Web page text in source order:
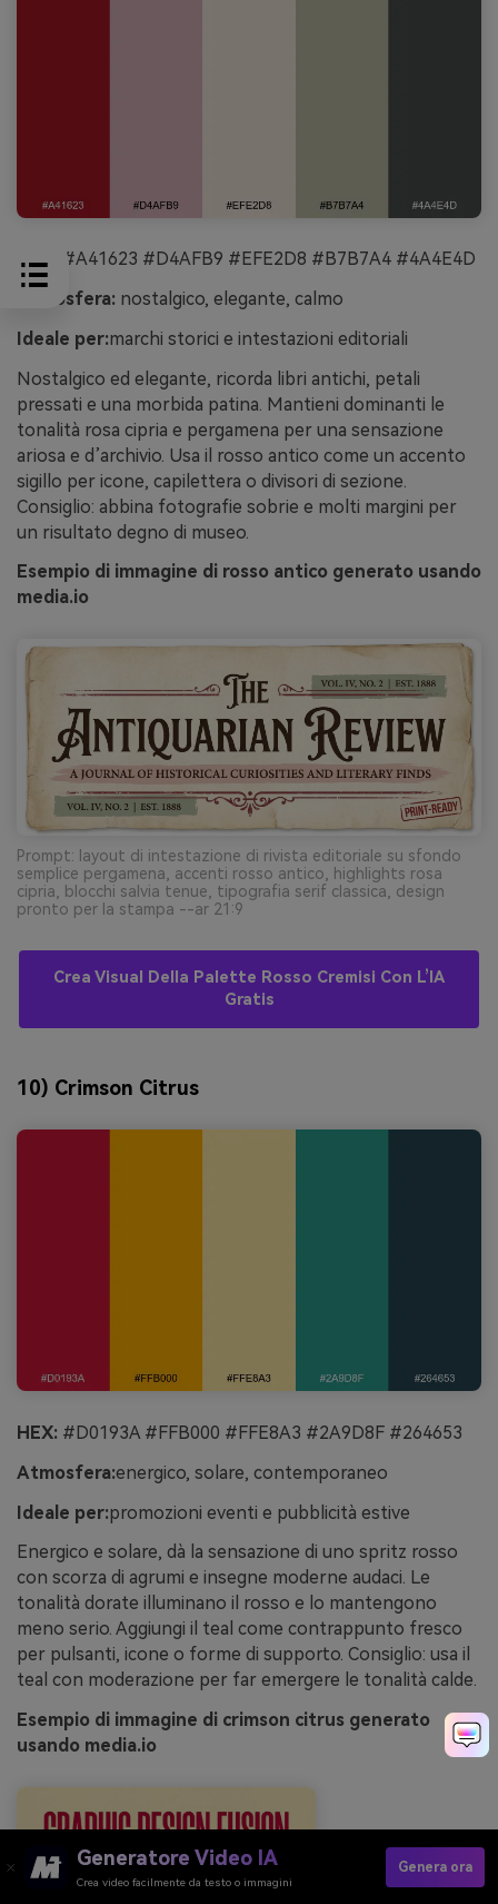
HEX:
#A41623 #D4AFB9 #EFE2D8 #B7B7A4 #4A4E4D
Atmosfera: nostalgico, elegante, calmo
Ideale per:marchi storici e intestazioni editoriali
Nostalgico ed elegante, ricorda libri antichi, petali
pressati e una morbida patina. Mantieni dominanti le
tonalità rosa cipria e pergamena per una sensazione
ariosa e d’archivio. Usa il rosso antico come un accento
sigillo per icone, capilettera o divisori di sezione.
Consiglio: abbina fotografie sobrie e molti margini per
un risultato degno di museo.
Esempio di immagine di rosso antico generato usando
media.io
Prompt: layout di intestazione di rivista editoriale su sfondo
semplice pergamena, accenti rosso antico, highlights rosa
cipria, blocchi salvia tenue, tipografia serif classica, design
pronto per la stampa --ar 21:9
Crea Visual Della Palette Rosso Cremisi Con L’IA
Gratis
10) Crimson Citrus
HEX: #D0193A #FFB000 #FFE8A3 #2A9D8F #264653
Atmosfera:energico, solare, contemporaneo
Ideale per:promozioni eventi e pubblicità estive
Energico e solare, dà la sensazione di uno spritz rosso
con scorza di agrumi e insegne moderne audaci. Le
tonalità dorate illuminano il rosso e lo mantengono
meno serio. Aggiungi il teal come contrappunto fresco
per pulsanti, icone o forme di supporto. Consiglio: usa il
teal con moderazione per far emergere le tonalità calde.
Esempio di immagine di crimson citrus generato
usando media.io
Generatore Video IA
Crea video facilmente da testo o immagini
Genera ora